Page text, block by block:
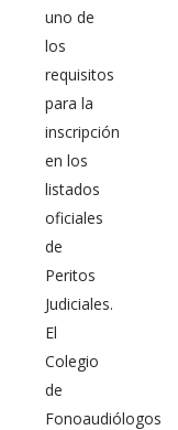
uno de
los
requisitos
para la
inscripción
en los
listados
oficiales
de
Peritos
Judiciales.
El
Colegio
de
Fonoaudiólogos